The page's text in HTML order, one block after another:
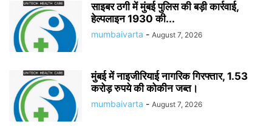
साइबर ठगी में मुंबई पुलिस की बड़ी कार्रवाई,
हेल्पलाइन 1930 की...
mumbaivarta - August 7, 2026
मुंबई में नाइजीरियाई नागरिक गिरफ्तार, 1.53
करोड़ रुपये की कोकीन जब्त।
mumbaivarta - August 7, 2026